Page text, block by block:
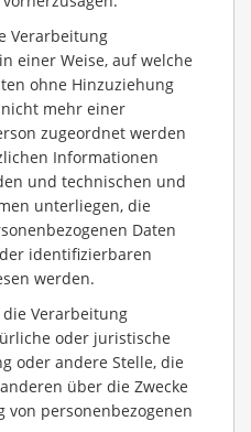
Verarbeitung
einer Weise, auf welche
ohne Hinzuziehung
mehr einer
zugeordnet werden
Informationen
und technischen und
unterliegen, die
Daten
identifizierbaren
werden.
Verarbeitung
oder juristische
oder andere Stelle, die
über die Zwecke
personenbezogenen